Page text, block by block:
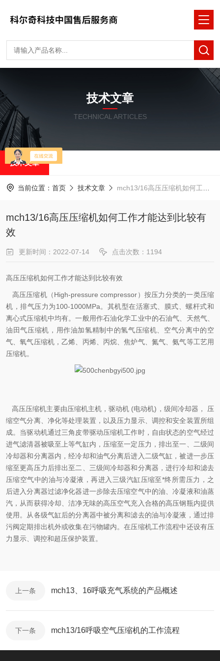
技术文章
TECHNICAL ARTICLES
技术文章
当前位置： 首页 技术文章 mch13/16高压压缩机如何工作才能达到比较有效
mch13/16高压压缩机如何工作才能达到比较有
效
更新时间：2022-07-14 点击次数：1194
高压压缩机如何工作才能达到比较有效
高压压缩机（High-pressure compressor）按压力分类的一类压缩
机，排气压力为100-1000MPa。其机型在活塞式、膜式、螺杆式和
离心式压缩机中均有。一般用作石油化学工业中的石油气、天然气、
油田气压缩机，用作油加氢精制中的氢气压缩机、空气分离中的空
气、氧气压缩机，乙烯、丙烯、丙烷、焦炉气、氮气、氨气等工艺用
压缩机。
高压压缩机主要由压缩机主机，驱动机 (电动机)，级间冷却器， 压
缩空气分离、净化等处理装置，以及压力显示、调控和安全装置所组
成。当驱动机通过三角皮带驱动压缩机工作时，自由状态的空气经过
进气滤清器被吸至上等气缸内，压缩至一定压力，排出至一、二级间
冷却器和分离器内，经冷却和油气分离后进入二级气缸，被进一步压
缩至更高压力后排出至二、三级间冷却器和分离器，进行冷却和滤去
压缩空气中的油与冷凝液，再进入三级汽缸压缩至*终所需压力，之
后进入分离器过滤净化器进一步除去压缩空气中的油、冷凝液和油蒸
汽，从而获得冷却、洁净无味的高压空气充入合格的高压钢瓶内提供
使用。从各级气缸后的分离器中被分离和滤去的油与冷凝液，通过排
污阀定期排出机外或收集在污物罐内。在压缩机工作流程中还设有压
力显示、调控和超压保护装置。
上一条 mch13、16呼吸充气系统的产品概述
下一条 mch13/16呼吸空气压缩机的工作流程